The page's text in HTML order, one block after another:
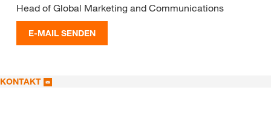
Head of Global Marketing and Communications
E-MAIL SENDEN
KONTAKT